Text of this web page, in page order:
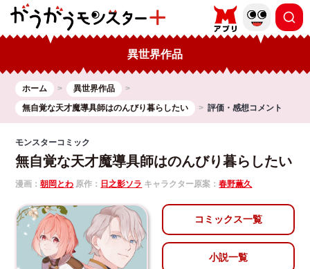
異世界作品
ホーム
異世界作品
無自覚な天才魔導具師はのんびり暮らしたい
評価・感想コメント
モンスターコミック
無自覚な天才魔導具師はのんびり暮らしたい
漫画：朝岡とわ 原作： 日之影ソラ キャラクター原案：春野薫久
コミックス一覧
小説一覧